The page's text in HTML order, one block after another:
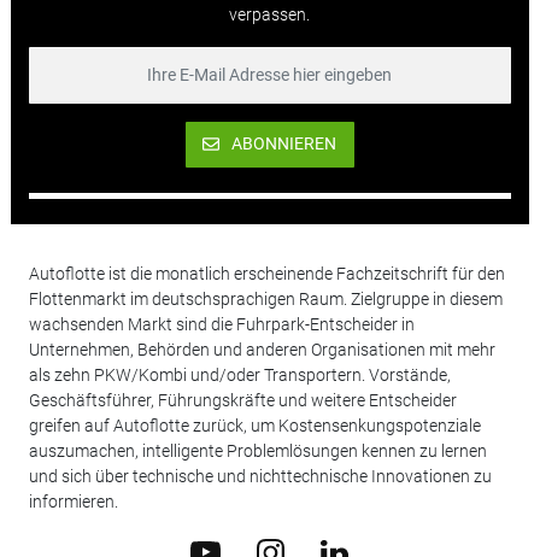
verpassen.
ABONNIEREN
Autoflotte ist die monatlich erscheinende Fachzeitschrift für den
Flottenmarkt im deutschsprachigen Raum. Zielgruppe in diesem
wachsenden Markt sind die Fuhrpark-Entscheider in
Unternehmen, Behörden und anderen Organisationen mit mehr
als zehn PKW/Kombi und/oder Transportern. Vorstände,
Geschäftsführer, Führungskräfte und weitere Entscheider
greifen auf Autoflotte zurück, um Kostensenkungspotenziale
auszumachen, intelligente Problemlösungen kennen zu lernen
und sich über technische und nichttechnische Innovationen zu
informieren.